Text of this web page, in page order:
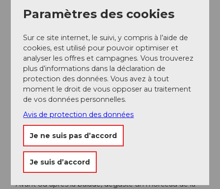
régulièrement.
Il y a un grand parking près de l’école.
Transports en commun
Accessible en bus depuis Schwyz.
Auteur(e)
Manuela Gili
Organisation
Schwyz Tourismus
Conseil de l'auteur
Avant ou après la balade, déguste un morceau de la
Paramètres des cookies
Sur ce site internet, le suivi, y compris à l’aide de
cookies, est utilisé pour pouvoir optimiser et
analyser les offres et campagnes. Vous trouverez
plus d’informations dans la déclaration de
protection des données. Vous avez à tout
moment le droit de vous opposer au traitement
de vos données personnelles.
Avis de protection des données
Je ne suis pas d’accord
Je suis d’accord